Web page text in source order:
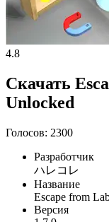
4.8
Скачать
Unlocked
Голосов: 2300
Разработчик
ハレコレ
Название
Escape from
Версия